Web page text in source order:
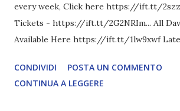
every week, Click here https://ift.tt/
Tickets - https://ift.tt/2G2NRIm... All
Available Here https://ift.tt/1lw9xwf
COMPLETO - fonte
CONDIVIDI
POSTA UN COMMENTO
CONTINUA A LEGGERE